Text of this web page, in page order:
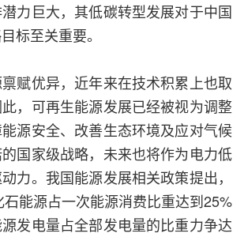
力巨大，其低碳转型发展对于中国
标至关重要。
赋优异，近年来在技术积累上也取
，可再生能源发展已经被视为调整
源安全、改善生态环境及应对气候
国家级战略，未来也将作为电力低
力。我国能源发展相关政策提出，
能源占一次能源消费比重达到25%
发电量占全部发电量的比重力争达